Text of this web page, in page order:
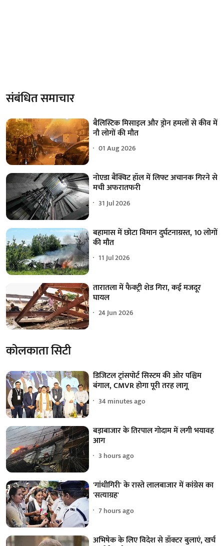
संबंधित समाचार
बैलिस्टिक मिसाइल और ड्रोन हमलों से कीव में
नौ लोगों की मौत
01 Aug 2026
नोएडा बैंक्विट हॉल में लिफ्ट अचानक गिरने से
मची अफरातफरी
31 Jul 2026
बहामास में छोटा विमान दुर्घटनाग्रस्त, 10 लोगों
की मौत
11 Jul 2026
तारातला में फैक्ट्री शेड गिरा, कई मजदूर
घायल
24 Jun 2026
कोलकाता सिटी
डिजिटल ट्रांसपोर्ट सिस्टम की ओर पश्चिम
बंगाल, CMVR होगा पूरी तरह लागू
34 minutes ago
बड़ाबाजार के तिरपाल गोदाम में लगी भयावह
आग
3 hours ago
'गांधीगिरी' के रास्ते लालबाजार में कांग्रेस का
'सत्याग्रह'
7 hours ago
अभिषेक के लिए विदेश से डॉक्टर बुलाएं, खर्च